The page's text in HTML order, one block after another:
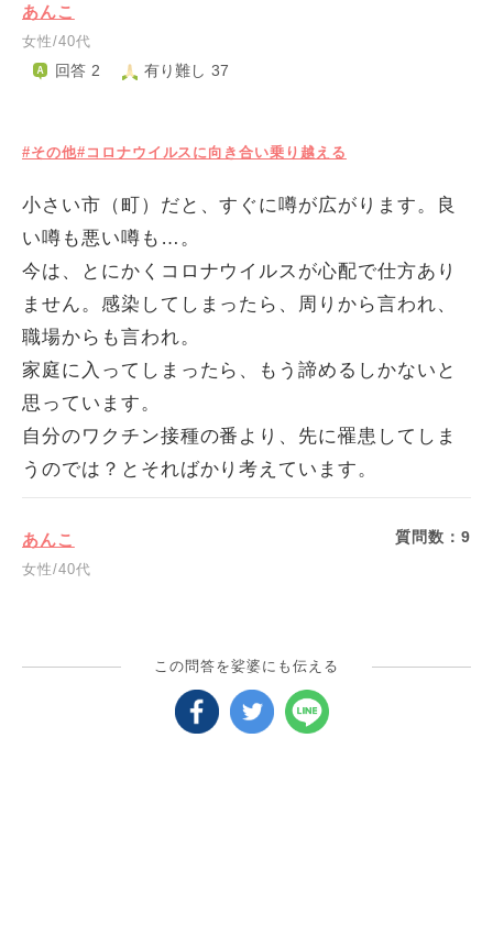
あんこ
女性/40代
回答 2 有り難し 37
#その他#コロナウイルスに向き合い乗り越える
小さい市（町）だと、すぐに噂が広がります。良
い噂も悪い噂も…。
今は、とにかくコロナウイルスが心配で仕方あり
ません。感染してしまったら、周りから言われ、
職場からも言われ。
家庭に入ってしまったら、もう諦めるしかないと
思っています。
自分のワクチン接種の番より、先に罹患してしま
うのでは？とそればかり考えています。
あんこ
女性/40代
質問数：9
この問答を娑婆にも伝える